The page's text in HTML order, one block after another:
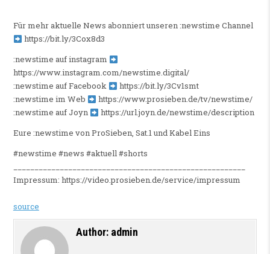
Für mehr aktuelle News abonniert unseren :newstime Channel
https://bit.ly/3Cox8d3
:newstime auf instagram
https://www.instagram.com/newstime.digital/
:newstime auf Facebook
https://bit.ly/3Cv1smt
:newstime im Web
https://www.prosieben.de/tv/newstime/
:newstime auf Joyn
https://url.joyn.de/newstime/description
Eure :newstime von ProSieben, Sat.1 und Kabel Eins
#newstime #news #aktuell #shorts
Impressum: https://video.prosieben.de/service/impressum
source
Author: admin